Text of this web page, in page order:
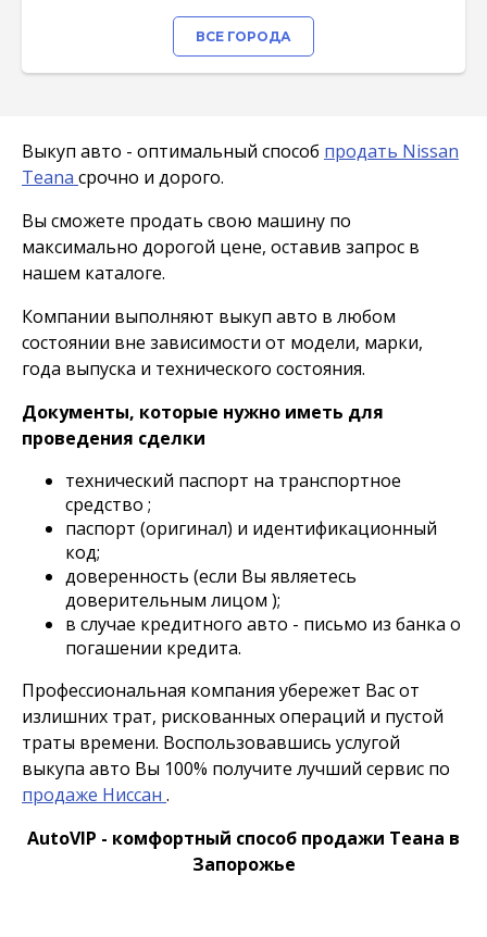
ВСЕ ГОРОДА
Выкуп авто - оптимальный способ продать Nissan
Teana срочно и дорого.
Вы сможете продать свою машину по
максимально дорогой цене, оставив запрос в
нашем каталоге.
Компании выполняют выкуп авто в любом
состоянии вне зависимости от модели, марки,
года выпуска и технического состояния.
Документы, которые нужно иметь для
проведения сделки
технический паспорт на транспортное
средство ;
паспорт (оригинал) и идентификационный
код;
доверенность (если Вы являетесь
доверительным лицом );
в случае кредитного авто - письмо из банка о
погашении кредита.
Профессиональная компания убережет Вас от
излишних трат, рискованных операций и пустой
траты времени. Воспользовавшись услугой
выкупа авто Вы 100% получите лучший сервис по
продаже Ниссан .
AutoVIP - комфортный способ продажи Теана в
Запорожье